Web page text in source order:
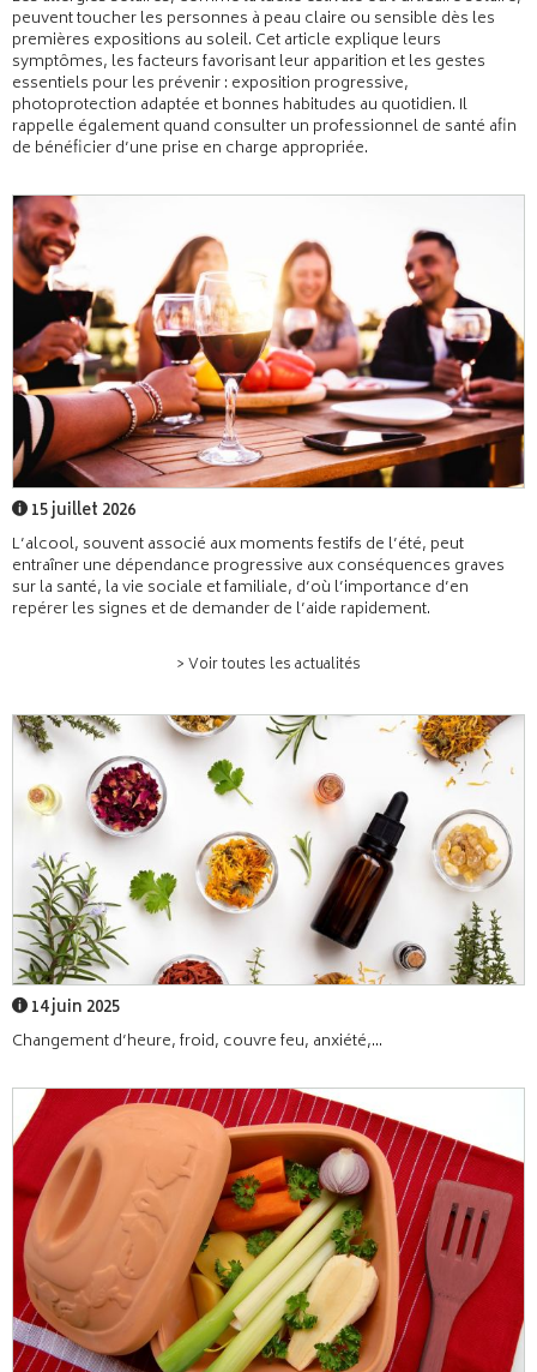
peuvent toucher les personnes à peau claire ou sensible dès les
premières expositions au soleil. Cet article explique leurs
symptômes, les facteurs favorisant leur apparition et les gestes
essentiels pour les prévenir : exposition progressive,
photoprotection adaptée et bonnes habitudes au quotidien. Il
rappelle également quand consulter un professionnel de santé afin
de bénéficier d’une prise en charge appropriée.
15 juillet 2026
L’alcool, souvent associé aux moments festifs de l’été, peut
entraîner une dépendance progressive aux conséquences graves
sur la santé, la vie sociale et familiale, d’où l’importance d’en
repérer les signes et de demander de l’aide rapidement.
> Voir toutes les actualités
14 juin 2025
Changement d’heure, froid, couvre feu, anxiété,...